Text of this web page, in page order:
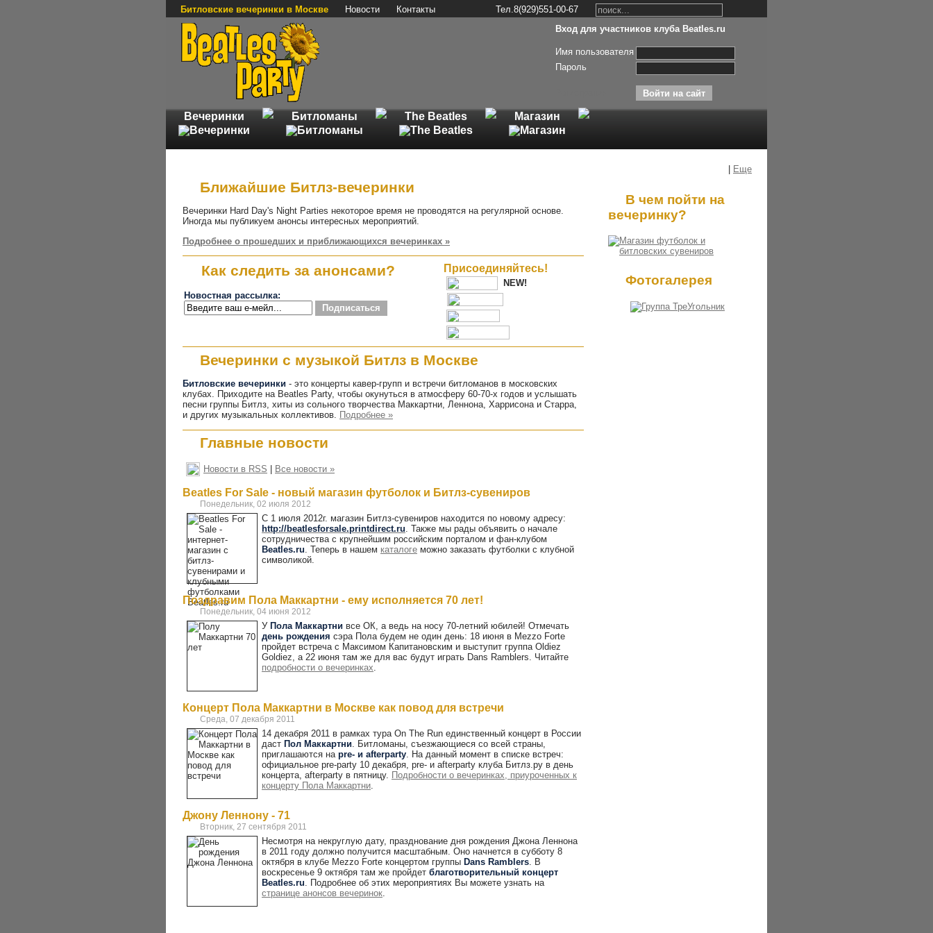
Битловские вечеринки в Москве Новости Контакты
Тел.8(929)551-00-67
Вход для участников клуба Beatles.ru
Имя пользователя
Пароль
Вечеринки Битломаны The Beatles Магазин
Еще
Ближайшие Битлз-вечеринки
Вечеринки Hard Day's Night Parties некоторое время не проводятся на регулярной основе.
Иногда мы публикуем анонсы интересных мероприятий.
Подробнее о прошедших и приближающихся вечеринках »
Как следить за анонсами?
Новостная рассылка:
Присоединяйтесь!
NEW!
Вечеринки с музыкой Битлз в Москве
Битловские вечеринки - это концерты кавер-групп и встречи битломанов в московских
клубах. Приходите на Beatles Party, чтобы окунуться в атмосферу 60-70-х годов и услышать
песни группы Битлз, хиты из сольного творчества Маккартни, Леннона, Харрисона и Старра,
и других музыкальных коллективов. Подробнее »
Главные новости
Новости в RSS Все новости »
Beatles For Sale - новый магазин футболок и Битлз-сувениров
Понедельник, 02 июля 2012
С 1 июля 2012г. магазин Битлз-сувениров находится по новому адресу:
http://beatlesforsale.printdirect.ru. Также мы рады объявить о начале
сотрудничества с крупнейшим российским порталом и фан-клубом
Beatles.ru. Теперь в нашем каталоге можно заказать футболки с клубной
символикой.
Поздравим Пола Маккартни - ему исполняется 70 лет!
Понедельник, 04 июня 2012
У Пола Маккартни все ОК, а ведь на носу 70-летний юбилей! Отмечать
день рождения сэра Пола будем не один день: 18 июня в Mezzo Forte
пройдет встреча с Максимом Капитановским и выступит группа Oldiez
Goldiez, а 22 июня там же для вас будут играть Dans Ramblers. Читайте
подробности о вечеринках.
Концерт Пола Маккартни в Москве как повод для встречи
Среда, 07 декабря 2011
14 декабря 2011 в рамках тура On The Run единственный концерт в России
даст Пол Маккартни. Битломаны, съезжающиеся со всей страны,
приглашаются на pre- и afterparty. На данный момент в списке встреч:
официальное pre-party 10 декабря, pre- и afterparty клуба Битлз.ру в день
концерта, afterparty в пятницу. Подробности о вечеринках, приуроченных к
концерту Пола Маккартни.
Джону Леннону - 71
Вторник, 27 сентября 2011
Несмотря на некруглую дату, празднование дня рождения Джона Леннона
в 2011 году должно получится масштабным. Оно начнется в субботу 8
октября в клубе Mezzo Forte концертом группы Dans Ramblers. В
воскресенье 9 октября там же пройдет благотворительный концерт
Beatles.ru. Подробнее об этих мероприятиях Вы можете узнать на
странице анонсов вечеринок.
В чем пойти на
вечеринку?
Фотогалерея